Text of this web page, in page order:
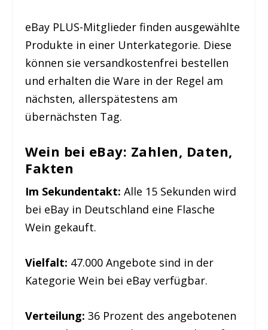
eBay PLUS-Mitglieder finden ausgewählte
Produkte in einer Unterkategorie. Diese
können sie versandkostenfrei bestellen
und erhalten die Ware in der Regel am
nächsten, allerspätestens am
übernächsten Tag.
Wein bei eBay: Zahlen, Daten,
Fakten
Im Sekundentakt: Alle 15 Sekunden wird
bei eBay in Deutschland eine Flasche
Wein gekauft.
Vielfalt: 47.000 Angebote sind in der
Kategorie Wein bei eBay verfügbar.
Verteilung: 36 Prozent des angebotenen